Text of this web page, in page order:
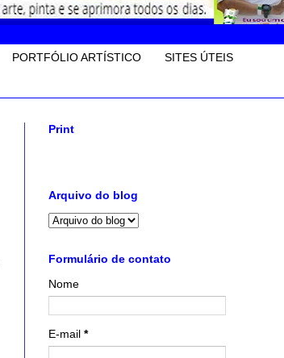
PORTFÓLIO ARTÍSTICO SITES ÚTEIS
Print
Arquivo do blog
Formulário de contato
Nome
E-mail *